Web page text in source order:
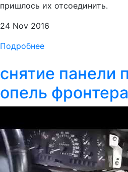
пришлось их отсоединить.
24 Nov 2016
Подробнее
снятие панели
опель